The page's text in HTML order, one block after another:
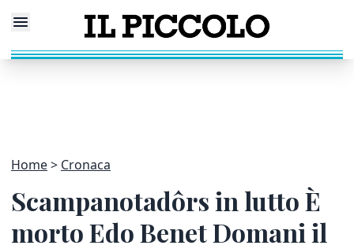
Home Cronaca
Scampanotadôrs in lutto È
morto Edo Benet Domani il